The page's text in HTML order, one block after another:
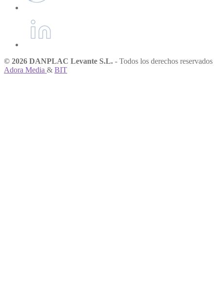
© 2026 DANPLAC Levante S.L. - Todos los derechos reservados
Adora Media & BIT